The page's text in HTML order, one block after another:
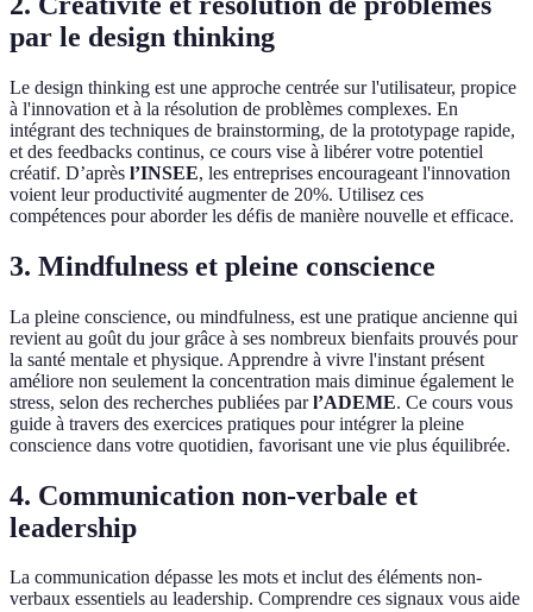
par le design thinking
Le design thinking est une approche centrée sur l'utilisateur, propice
à l'innovation et à la résolution de problèmes complexes. En
intégrant des techniques de brainstorming, de la prototypage rapide,
et des feedbacks continus, ce cours vise à libérer votre potentiel
créatif. D’après l’INSEE, les entreprises encourageant l'innovation
voient leur productivité augmenter de 20%. Utilisez ces
compétences pour aborder les défis de manière nouvelle et efficace.
3. Mindfulness et pleine conscience
La pleine conscience, ou mindfulness, est une pratique ancienne qui
revient au goût du jour grâce à ses nombreux bienfaits prouvés pour
la santé mentale et physique. Apprendre à vivre l'instant présent
améliore non seulement la concentration mais diminue également le
stress, selon des recherches publiées parl’ADEME. Ce cours vous
guide à travers des exercices pratiques pour intégrer la pleine
conscience dans votre quotidien, favorisant une vie plus équilibrée.
4. Communication non-verbale et
leadership
La communication dépasse les mots et inclut des éléments non-
verbaux essentiels au leadership. Comprendre ces signaux vous aide